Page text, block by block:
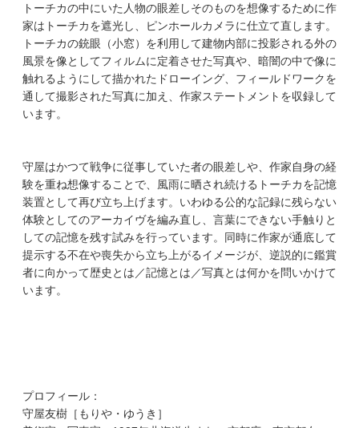
トーチカの中にいた人物の眼差しそのものを想像するために作
家はトーチカを遮光し、ピンホールカメラに仕立て直します。
トーチカの銃眼（小窓）を利用して建物内部に投影される外の
風景を像としてフィルムに定着させた写真や、暗闇の中で像に
触れるようにして描かれたドローイング、フィールドワークを
通して撮影された写真に加え、作家ステートメントを収録して
います。
守屋はかつて戦争に従事していた者の眼差しや、作家自身の経
験を重ね想像することで、風雨に晒され続けるトーチカを記憶
装置として再び立ち上げます。いわゆる公的な記録に残らない
体験としてのアーカイヴを編み直し、言葉にできない手触りと
しての記憶を残す試みを行っています。同時に作家が通底して
提示する不在や喪失から立ち上がるイメージが、逆説的に鑑賞
者に向かって歴史とは／記憶とは／写真とは何かを問いかけて
います。
プロフィール：
守屋友樹［もりや・ゆうき］